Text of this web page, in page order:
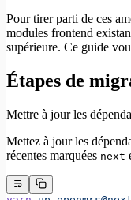
Pour tirer parti de ces
modules frontend
supérieure. Ce guide
Étapes de
Mettre à jour les
Mettez à jour les
récentes marquées next